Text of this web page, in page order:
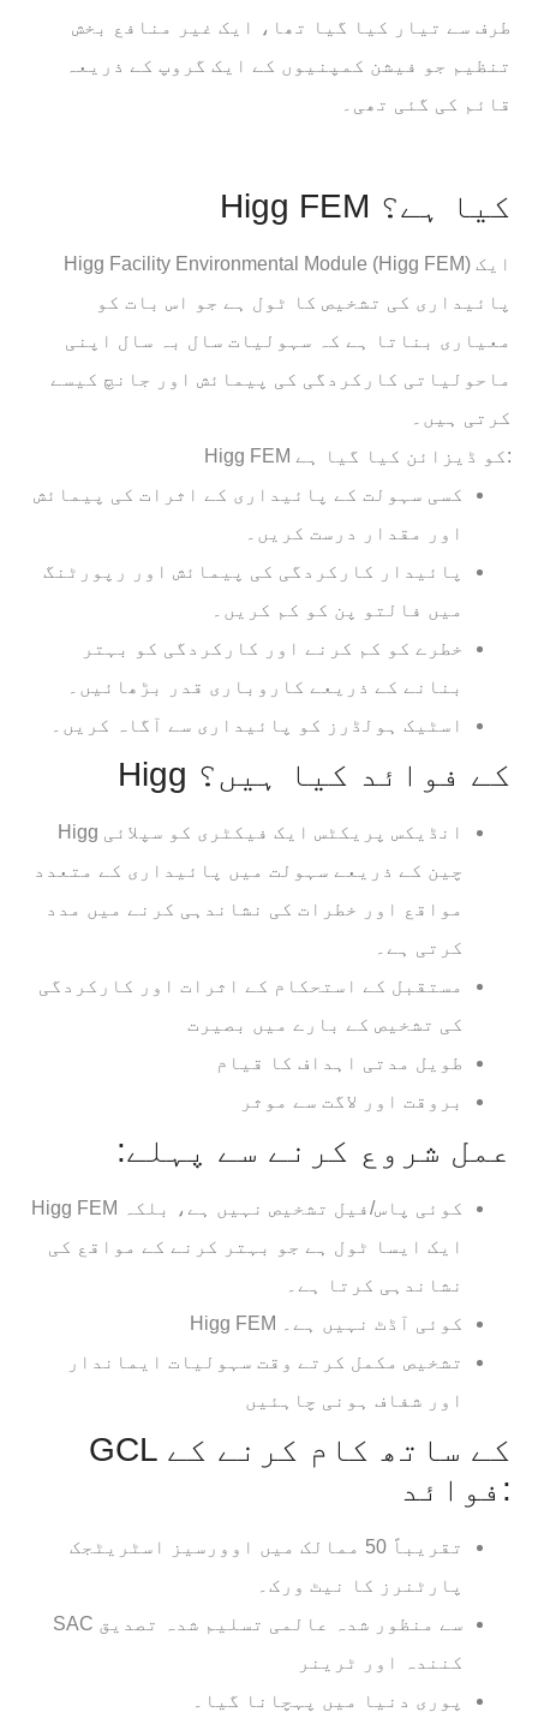
طرف سے تیار کیا گیا تھا، ایک غیر منافع بخش
تنظیم جو فیشن کمپنیوں کے ایک گروپ کے ذریعہ
قائم کی گئی تھی۔
Higg FEM کیا ہے؟
Higg Facility Environmental Module (Higg FEM) ایک
پائیداری کی تشخیص کا ٹول ہے جو اس بات کو
معیاری بناتا ہے کہ سہولیات سال بہ سال اپنی
ماحولیاتی کارکردگی کی پیمائش اور جانچ کیسے
کرتی ہیں۔
Higg FEM کو ڈیزائن کیا گیا ہے:
کسی سہولت کے پائیداری کے اثرات کی پیمائش
اور مقدار درست کریں۔
پائیدار کارکردگی کی پیمائش اور رپورٹنگ
میں فالتو پن کو کم کریں۔
خطرے کو کم کرنے اور کارکردگی کو بہتر
بنانے کے ذریعے کاروباری قدر بڑھائیں۔
اسٹیک ہولڈرز کو پائیداری سے آگاہ کریں۔
Higg کے فوائد کیا ہیں؟
Higg انڈیکس پریکٹس ایک فیکٹری کو سپلائی
چین کے ذریعے سہولت میں پائیداری کے متعدد
مواقع اور خطرات کی نشاندہی کرنے میں مدد
کرتی ہے۔
مستقبل کے استحکام کے اثرات اور کارکردگی
کی تشخیص کے بارے میں بصیرت
طویل مدتی اہداف کا قیام
بروقت اور لاگت سے موثر
عمل شروع کرنے سے پہلے:
Higg FEM کوئی پاس/فیل تشخیص نہیں ہے، بلکہ
ایک ایسا ٹول ہے جو بہتر کرنے کے مواقع کی
نشاندہی کرتا ہے۔
Higg FEM کوئی آڈٹ نہیں ہے۔
تشخیص مکمل کرتے وقت سہولیات ایماندار
اور شفاف ہونی چاہئیں
GCL کے ساتھ کام کرنے کے
فوائد:
تقریباً 50 ممالک میں اوورسیز اسٹریٹجک
پارٹنرز کا نیٹ ورک۔
SAC سے منظور شدہ عالمی تسلیم شدہ تصدیق
کنندہ اور ٹرینر
پوری دنیا میں پہچانا گیا۔